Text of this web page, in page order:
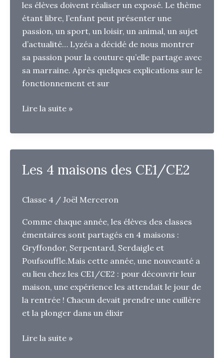
les élèves doivent réaliser un exposé. Le thème
étant libre, l’enfant peut présenter une
passion, un sport, un loisir, un animal, un sujet
d’actualité… Lyzéa a décidé de nous montrer
sa passion pour la couture qu’elle partage avec
sa marraine. Après quelques explications sur le
fonctionnement et sur
Exposé
la
couture
Lire la suite »
Les 4 maisons des CE1/CE2
Classe 4 / Joël Merceron
Comme chaque année, les élèves des classes
émentaires sont partagés en 4 maisons :
Gryffondor, Serpentard, Serdaigle et
Poufsouffle.Mais cette année, une nouveauté a
eu lieu chez les CE1/CE2 : pour découvrir leur
maison, une expérience les attendait le jour de
la rentrée ! Chacun devait prendre une cuillère
et la plonger dans un élixir
Les
Lire la suite »